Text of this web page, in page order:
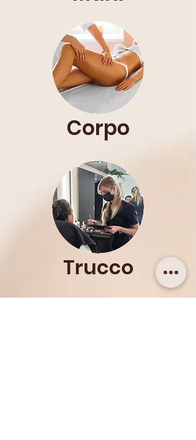
Corpo
Trucco